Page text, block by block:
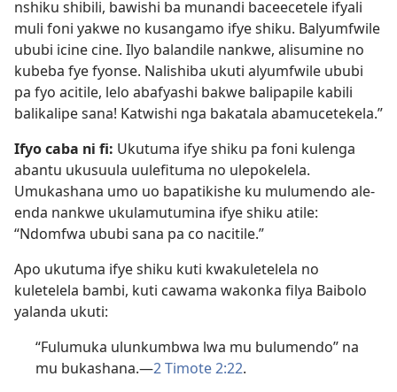
nshiku shibili, bawishi ba munandi baceecetele ifyali
muli foni yakwe no kusangamo ifye shiku. Balyumfwile
ububi icine cine. Ilyo balandile nankwe, alisumine no
kubeba fye fyonse. Nalishiba ukuti alyumfwile ububi
pa fyo acitile, lelo abafyashi bakwe balipapile kabili
balikalipe sana! Katwishi nga bakatala abamucetekela.”
Ifyo caba ni fi: Ukutuma ifye shiku pa foni kulenga
abantu ukusuula uulefituma no ulepokelela.
Umukashana umo uo bapatikishe ku mulumendo ale-
enda nankwe ukulamutumina ifye shiku atile:
“Ndomfwa ububi sana pa co nacitile.”
Apo ukutuma ifye shiku kuti kwakuletelela no
kuletelela bambi, kuti cawama wakonka filya Baibolo
yalanda ukuti:
“Fulumuka ulunkumbwa lwa mu bulumendo” na
mu bukashana.​—2 Timote 2:22.